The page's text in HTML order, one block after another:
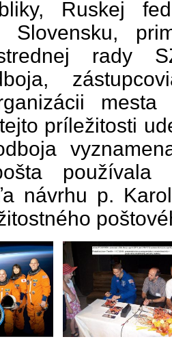
Ruskej
Slovensku,
rady
príležitosti
používala
návrhu p.